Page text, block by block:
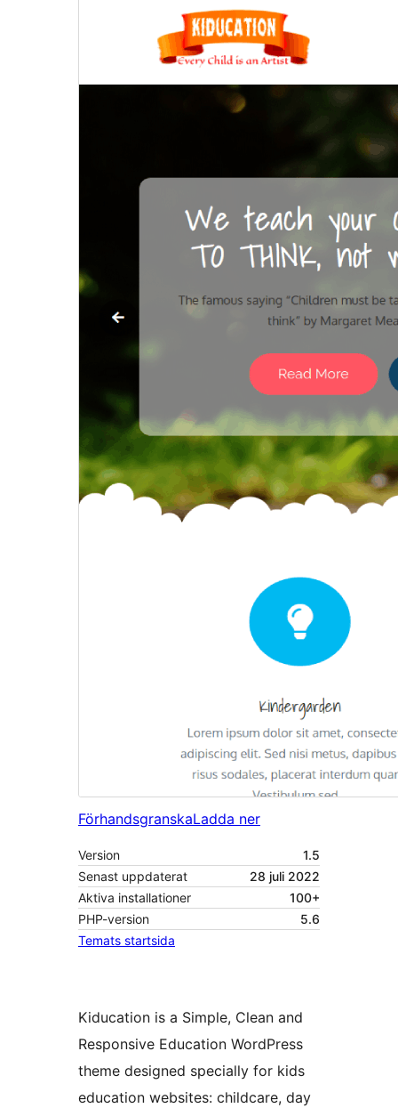
FörhandsgranskaLadda ner
Version
1.5
Senast uppdaterat
28 juli 2022
Aktiva installationer
100+
PHP-version
5.6
Temats startsida
Kiducation is a Simple, Clean and
Responsive Education WordPress
theme designed specially for kids
education websites: childcare, day